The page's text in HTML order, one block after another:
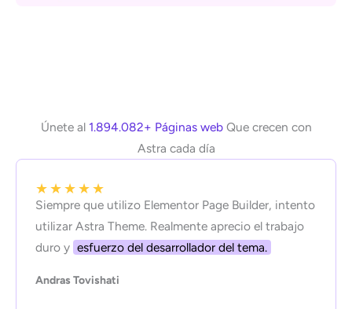
Únete al1.894.082+ Páginas webQue crecen con
Astra cada día
★★★★★
Siempre que utilizo Elementor Page Builder, intento
utilizar Astra Theme. Realmente aprecio el trabajo
duro y esfuerzo del desarrollador del tema.
Andras Tovishati